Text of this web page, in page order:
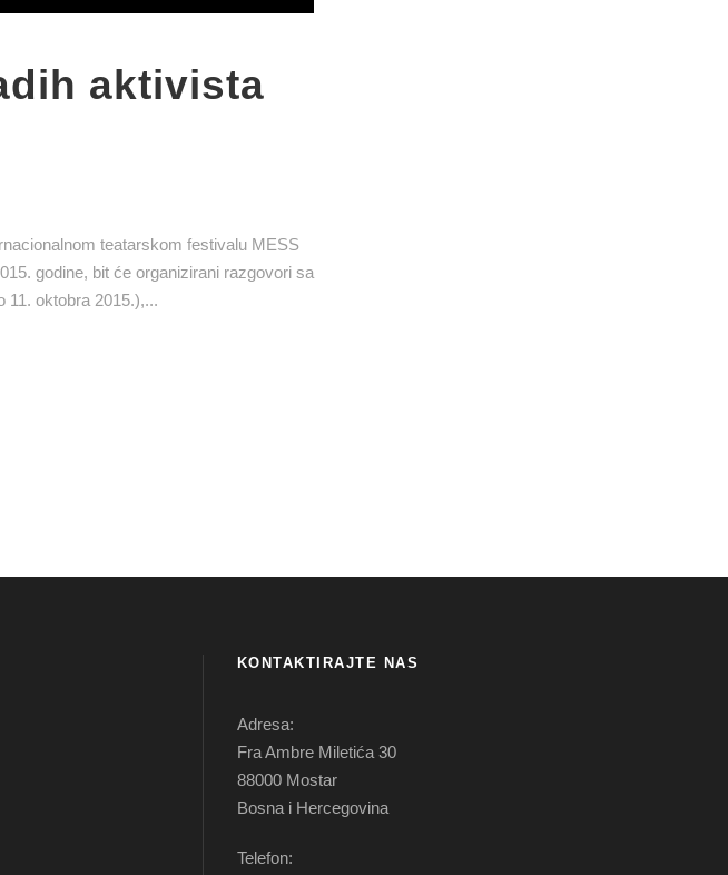
aktivista
teatarskom festivalu MESS
godine, bit će organizirani razgovori sa
11. oktobra 2015.),...
KONTAKTIRAJTE NAS
Adresa:
Fra Ambre Miletića 30
88000 Mostar
Bosna i Hercegovina
Telefon: